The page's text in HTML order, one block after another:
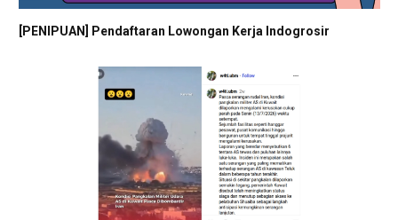
[PENIPUAN] Pendaftaran Lowongan Kerja Indogrosir